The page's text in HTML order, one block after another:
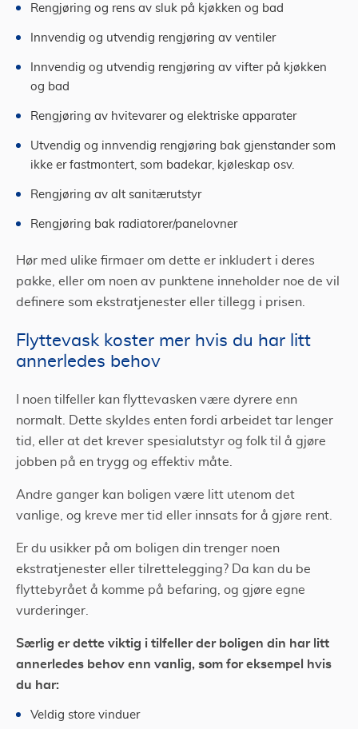
Rengjøring og rens av sluk på kjøkken og bad
Innvendig og utvendig rengjøring av ventiler
Innvendig og utvendig rengjøring av vifter på kjøkken
og bad
Rengjøring av hvitevarer og elektriske apparater
Utvendig og innvendig rengjøring bak gjenstander som
ikke er fastmontert, som badekar, kjøleskap osv.
Rengjøring av alt sanitærutstyr
Rengjøring bak radiatorer/panelovner
Hør med ulike firmaer om dette er inkludert i deres
pakke, eller om noen av punktene inneholder noe de vil
definere som ekstratjenester eller tillegg i prisen.
Flyttevask koster mer hvis du har litt
annerledes behov
I noen tilfeller kan flyttevasken være dyrere enn
normalt. Dette skyldes enten fordi arbeidet tar lenger
tid, eller at det krever spesialutstyr og folk til å gjøre
jobben på en trygg og effektiv måte.
Andre ganger kan boligen være litt utenom det
vanlige, og kreve mer tid eller innsats for å gjøre rent.
Er du usikker på om boligen din trenger noen
ekstratjenester eller tilrettelegging? Da kan du be
flyttebyrået å komme på befaring, og gjøre egne
vurderinger.
Særlig er dette viktig i tilfeller der boligen din har litt
annerledes behov enn vanlig, som for eksempel hvis
du har:
Veldig store vinduer